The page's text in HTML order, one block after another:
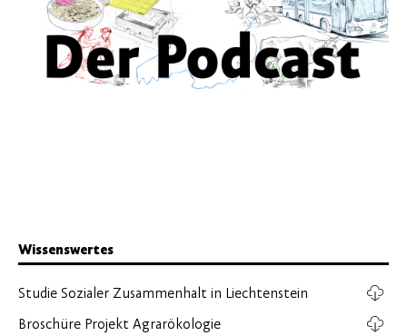
Wissenswertes
Studie Sozialer Zusammenhalt in Liechtenstein
Broschüre Projekt Agrarökologie